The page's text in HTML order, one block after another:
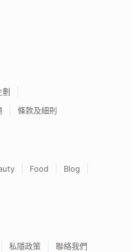
劃
條款及細則
Food
Blog
私隱政策 聯絡我們